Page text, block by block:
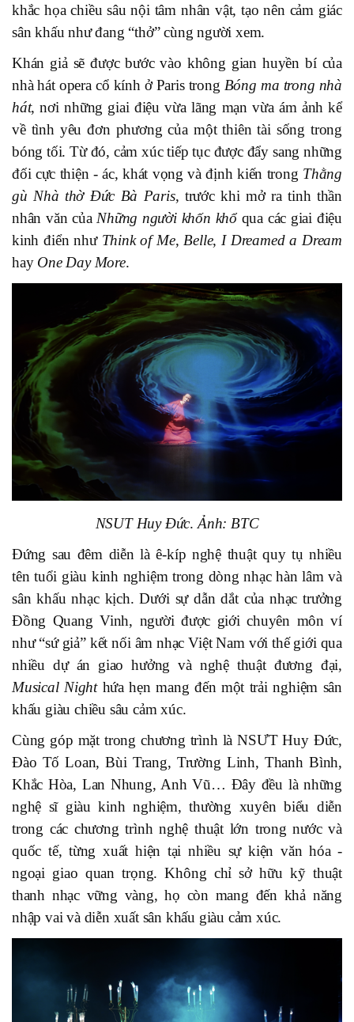
khắc họa chiều sâu nội tâm nhân vật, tạo nên cảm giác
sân khấu như đang “thở” cùng người xem.
Khán giả sẽ được bước vào không gian huyền bí của
nhà hát opera cổ kính ở Paris trong Bóng ma trong nhà
hát, nơi những giai điệu vừa lãng mạn vừa ám ảnh kể
về tình yêu đơn phương của một thiên tài sống trong
bóng tối. Từ đó, cảm xúc tiếp tục được đẩy sang những
đối cực thiện - ác, khát vọng và định kiến trong Thằng
gù Nhà thờ Đức Bà Paris, trước khi mở ra tinh thần
nhân văn của Những người khốn khổqua các giai điệu
kinh điển như Think of Me, Belle, I Dreamed a Dream
hay One Day More.
NSUT Huy Đức. Ảnh: BTC
Đứng sau đêm diễn là ê-kíp nghệ thuật quy tụ nhiều
tên tuổi giàu kinh nghiệm trong dòng nhạc hàn lâm và
sân khấu nhạc kịch. Dưới sự dẫn dắt của nhạc trưởng
Đồng Quang Vinh, người được giới chuyên môn ví
như “sứ giả” kết nối âm nhạc Việt Nam với thế giới qua
nhiều dự án giao hưởng và nghệ thuật đương đại,
Musical Nighthứa hẹn mang đến một trải nghiệm sân
khấu giàu chiều sâu cảm xúc.
Cùng góp mặt trong chương trình là NSƯT Huy Đức,
Đào Tố Loan, Bùi Trang, Trường Linh, Thanh Bình,
Khắc Hòa, Lan Nhung, Anh Vũ… Đây đều là những
nghệ sĩ giàu kinh nghiệm, thường xuyên biểu diễn
trong các chương trình nghệ thuật lớn trong nước và
quốc tế, từng xuất hiện tại nhiều sự kiện văn hóa -
ngoại giao quan trọng. Không chỉ sở hữu kỹ thuật
thanh nhạc vững vàng, họ còn mang đến khả năng
nhập vai và diễn xuất sân khấu giàu cảm xúc.